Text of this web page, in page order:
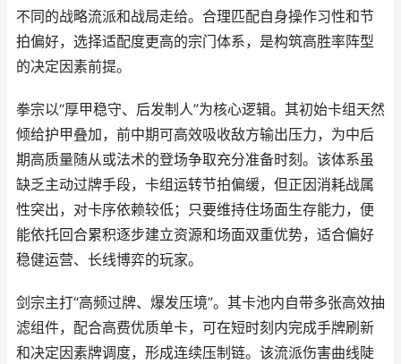
不同的战略流派和战局走给。合理匹配自身操作习性和节
拍偏好，选择适配度更高的宗门体系，是构筑高胜率阵型
的决定因素前提。
拳宗以“厚甲稳守、后发制人”为核心逻辑。其初始卡组天然
倾给护甲叠加，前中期可高效吸收敌方输出压力，为中后
期高质量随从或法术的登场争取充分准备时刻。该体系虽
缺乏主动过牌手段，卡组运转节拍偏缓，但正因消耗战属
性突出，对卡序依赖较低；只要维持住场面生存能力，便
能依托回合累积逐步建立资源和场面双重优势，适合偏好
稳健运营、长线博弈的玩家。
剑宗主打“高频过牌、爆发压境”。其卡池内自带多张高效抽
滤组件，配合高费优质单卡，可在短时刻内完成手牌刷新
和决定因素牌调度，形成连续压制链。该流派伤害曲线陡